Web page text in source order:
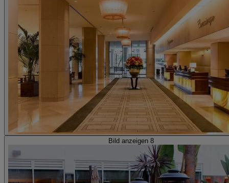
Bild anzeigen 8